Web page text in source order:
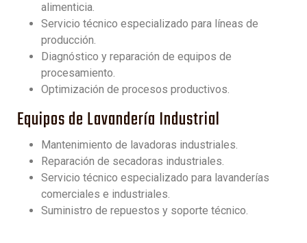
alimenticia.
Servicio técnico especializado para líneas de
producción.
Diagnóstico y reparación de equipos de
procesamiento.
Optimización de procesos productivos.
Equipos de Lavandería Industrial
Mantenimiento de lavadoras industriales.
Reparación de secadoras industriales.
Servicio técnico especializado para lavanderías
comerciales e industriales.
Suministro de repuestos y soporte técnico.